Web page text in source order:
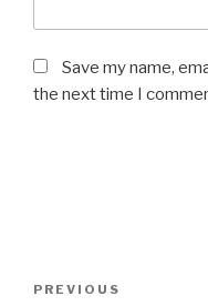
Save my name,
the next time I
Previous
PREVIOUS